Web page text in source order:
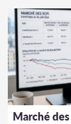
Marché